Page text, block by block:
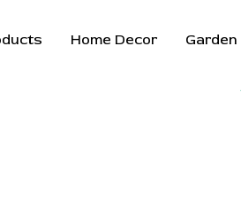
Home Decor